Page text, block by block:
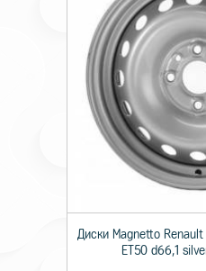
Диски Magnetto
ET50 d66,1